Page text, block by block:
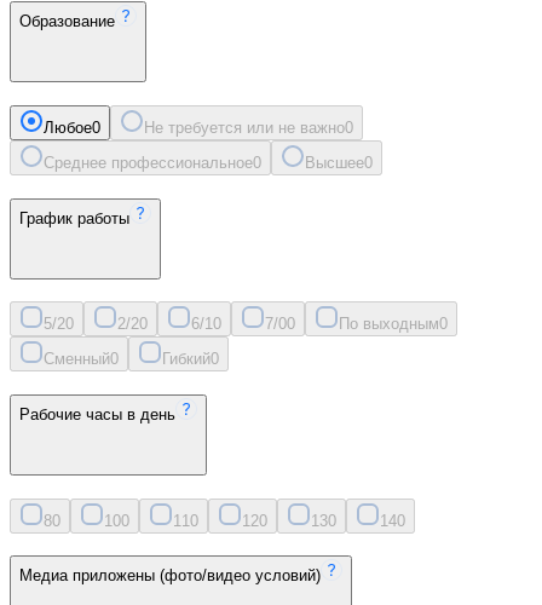
Образование
Любое0 Не требуется или не важно0
Среднее профессиональное0 Высшее0
График работы
5/20 2/20 6/10 7/00 По выходным0
Сменный0 Гибкий0
Рабочие часы в день
80 100 11 0 120 130 140
Медиа приложены (фото/видео условий)